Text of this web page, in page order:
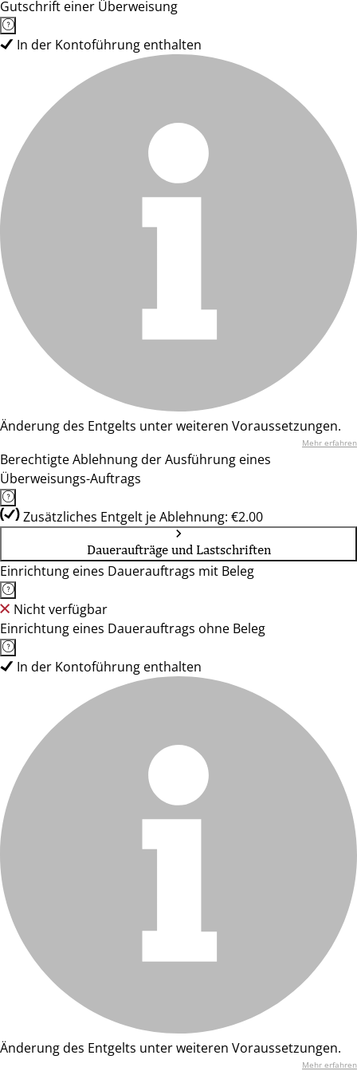
Gutschrift einer Überweisung
In der Kontoführung enthalten
Änderung des Entgelts unter weiteren Voraussetzungen.
Mehr erfahren
Berechtigte Ablehnung der Ausführung eines
Überweisungs-Auftrags
Zusätzliches Entgelt je Ablehnung: €2.00
Daueraufträge und Lastschriften
Einrichtung eines Dauerauftrags mit Beleg
Nicht verfügbar
Einrichtung eines Dauerauftrags ohne Beleg
In der Kontoführung enthalten
Änderung des Entgelts unter weiteren Voraussetzungen.
Mehr erfahren